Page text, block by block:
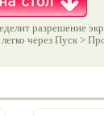
разрешение
через Пуск >